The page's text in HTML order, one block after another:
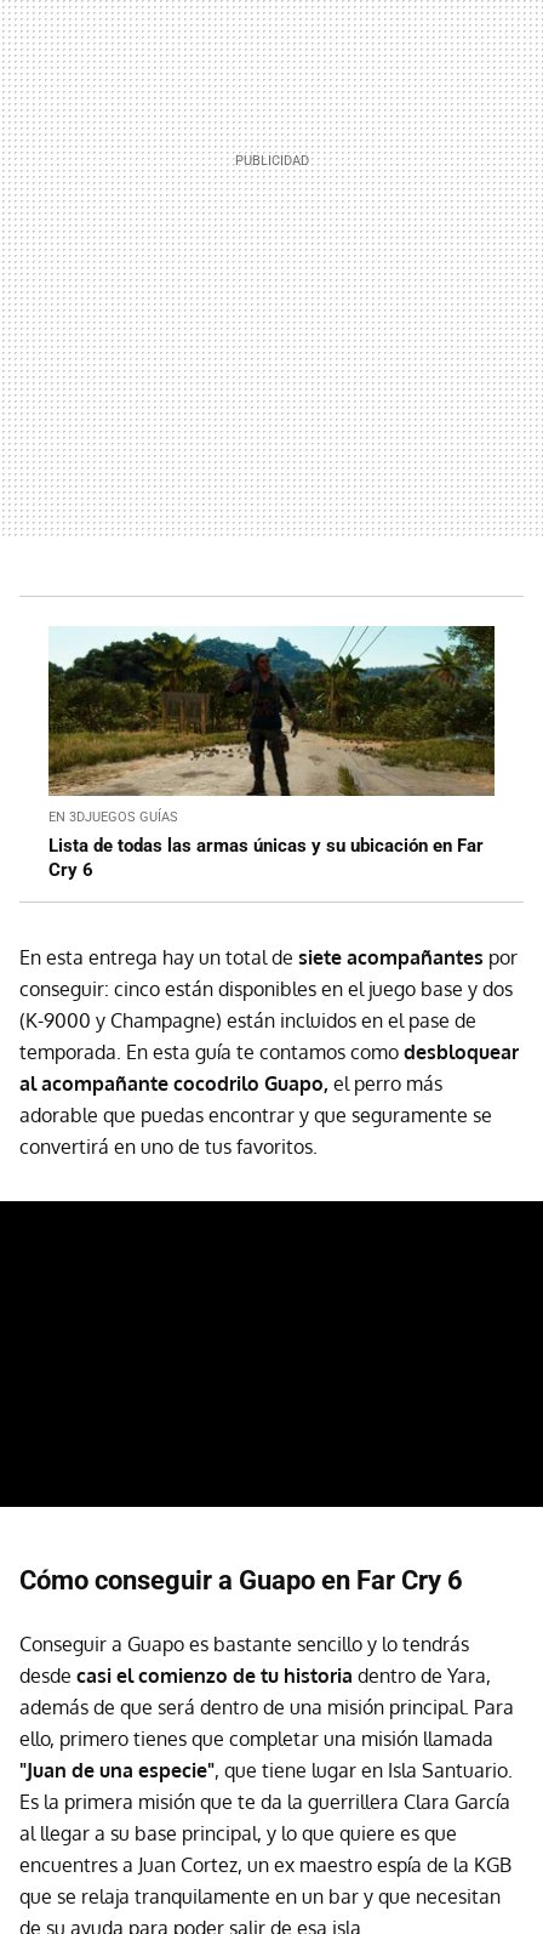
EN 3DJUEGOS GUÍAS
Lista de todas las armas únicas y su ubicación en Far
Cry 6
En esta entrega hay un total de siete acompañantes por
conseguir: cinco están disponibles en el juego base y dos
(K-9000 y Champagne) están incluidos en el pase de
temporada. En esta guía te contamos como desbloquear
al acompañante cocodrilo Guapo, el perro más
adorable que puedas encontrar y que seguramente se
convertirá en uno de tus favoritos.
Cómo conseguir a Guapo en Far Cry 6
Conseguir a Guapo es bastante sencillo y lo tendrás
desde casi el comienzo de tu historia dentro de Yara,
además de que será dentro de una misión principal. Para
ello, primero tienes que completar una misión llamada
"Juan de una especie", que tiene lugar en Isla Santuario.
Es la primera misión que te da la guerrillera Clara García
al llegar a su base principal, y lo que quiere es que
encuentres a Juan Cortez, un ex maestro espía de la KGB
que se relaja tranquilamente en un bar y que necesitan
de su ayuda para poder salir de esa isla.